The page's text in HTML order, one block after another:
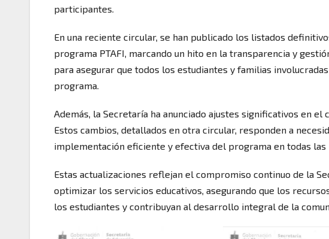
participantes.
En una reciente circular, se han publicado los listados
programa PTAFI, marcando un hito en la transparencia y
para asegurar que todos los estudiantes y familias
programa.
Además, la Secretaría ha anunciado ajustes significativos en
Estos cambios, detallados en otra circular, responden a
implementación eficiente y efectiva del programa en todas
Estas actualizaciones reflejan el compromiso continuo de la
optimizar los servicios educativos, asegurando que los
los estudiantes y contribuyan al desarrollo integral de la